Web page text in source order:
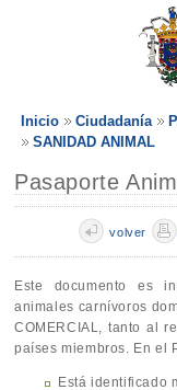
Inicio Ciudadanía
SANIDAD ANIMAL
Pasaporte
volver
Este documento es
animales carnívoros
COMERCIAL, tanto al
países miembros. En el
Está identificado